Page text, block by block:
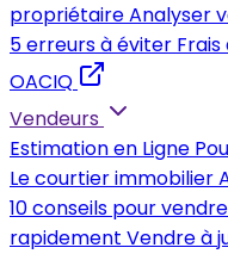
propriétaireAnalyser
5 erreurs à éviter
OACIQ
Vendeurs
Estimation en Ligne
Le courtier immobilier
10 conseils pour
rapidement Vendre à